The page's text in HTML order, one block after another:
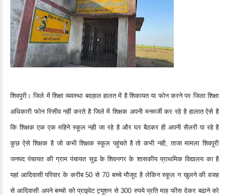
शिवपुरी। जिले में शिक्षा व्यवस्था बदहाल हालत में है शिकायत या फोन करने पर जिला शिक्षा
अधिकारी फोन रिसीव नहीं करते है जिले में शिक्षक अपनी मनमर्जी कर रहे है हालात ऐसे है
कि शिक्षक एक एक महिने स्कूल नही जा रहे है और घर बैठकर ही अपनी सैलरी पा रहे है
कुछ ऐसे शिक्षक है जो कभी शिक्षक स्कूल पहुंचते है तो कभी नही, ताजा मामला शिवपुरी
जनपद पंचायत की ग्राम पंचायत सूढ के शिवनगर के शासकीय प्राथमिक विद्यालय का है
यहां आदिवासी परिवार के करीब 50 से 70 बच्चे मौजूद है लेकिन स्कूल न खुलने की वजह
से आदिवासी अपने बच्चो को प्राइवेट ट्यूशन से 300 रुपये प्रति माह फीस देकर बढाने को